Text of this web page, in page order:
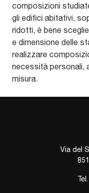
composizioni
gli edifici abitativi,
ridotti, è bene
e dimensione delle
realizzare
necessità personali,
misura.
Via del
Tel.